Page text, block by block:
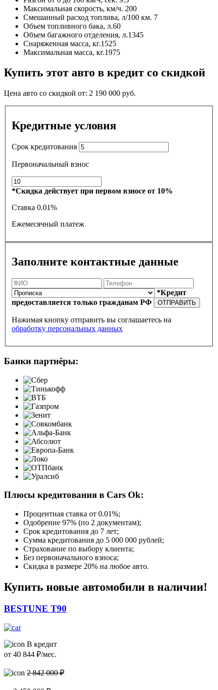
Максимальная скорость, км/ч. 200
Смешанный расход топлива, л/100 км. 7
Объем топливного бака, л.60
Объем багажного отделения, л.1345
Снаряженная масса, кг.1525
Максимальная масса, кг.1975
Купить этот авто в кредит со скидкой
Цена авто со скидкой от: 2 190 000 руб.
Кредитные условия
Срок кредитования
Первоначальный взнос
*Скидка действует при первом взносе от 10%
Ставка 0.01%
Ежемесячный платеж
Заполните контактные данные
*Кредит
предоставляется только гражданам РФ
ОТПРАВИТЬ
Нажимая кнопку отправить вы соглашаетесь на
обработку персональных данных
Банки партнёры:
Плюсы кредитования в Cars Ok:
Процентная ставка от 0.01%;
Одобрение 97% (по 2 документам);
Срок кредитования до 7 лет;
Сумма кредитования до 5 000 000 рублей;
Страхование по выбору клиента;
Без первоначального взноса;
Скидка в размере 20% на любое авто.
Купить новые автомобили в наличии!
BESTUNE T90
В кредит
от 40 844 ₽/мес.
2 842 000 ₽